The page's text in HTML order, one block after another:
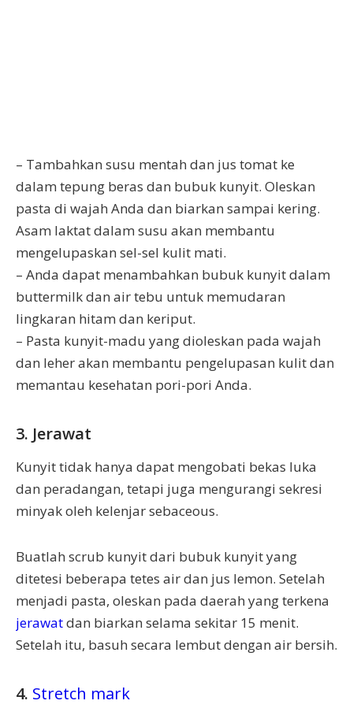
– Tambahkan susu mentah dan jus tomat ke
dalam tepung beras dan bubuk kunyit. Oleskan
pasta di wajah Anda dan biarkan sampai kering.
Asam laktat dalam susu akan membantu
mengelupaskan sel-sel kulit mati.
– Anda dapat menambahkan bubuk kunyit dalam
buttermilk dan air tebu untuk memudaran
lingkaran hitam dan keriput.
– Pasta kunyit-madu yang dioleskan pada wajah
dan leher akan membantu pengelupasan kulit dan
memantau kesehatan pori-pori Anda.
3. Jerawat
Kunyit tidak hanya dapat mengobati bekas luka
dan peradangan, tetapi juga mengurangi sekresi
minyak oleh kelenjar sebaceous.
Buatlah scrub kunyit dari bubuk kunyit yang
ditetesi beberapa tetes air dan jus lemon. Setelah
menjadi pasta, oleskan pada daerah yang terkena
jerawatdan biarkan selama sekitar 15 menit.
Setelah itu, basuh secara lembut dengan air bersih.
4. Stretch mark